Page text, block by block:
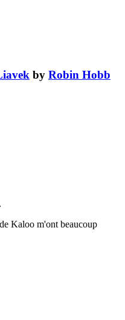
by Robin Hobb
Kaloo m'ont beaucoup